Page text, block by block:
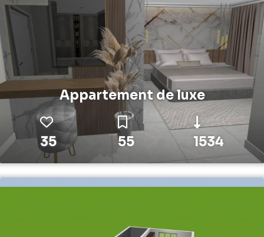
Appartement de luxe
35 55 1534